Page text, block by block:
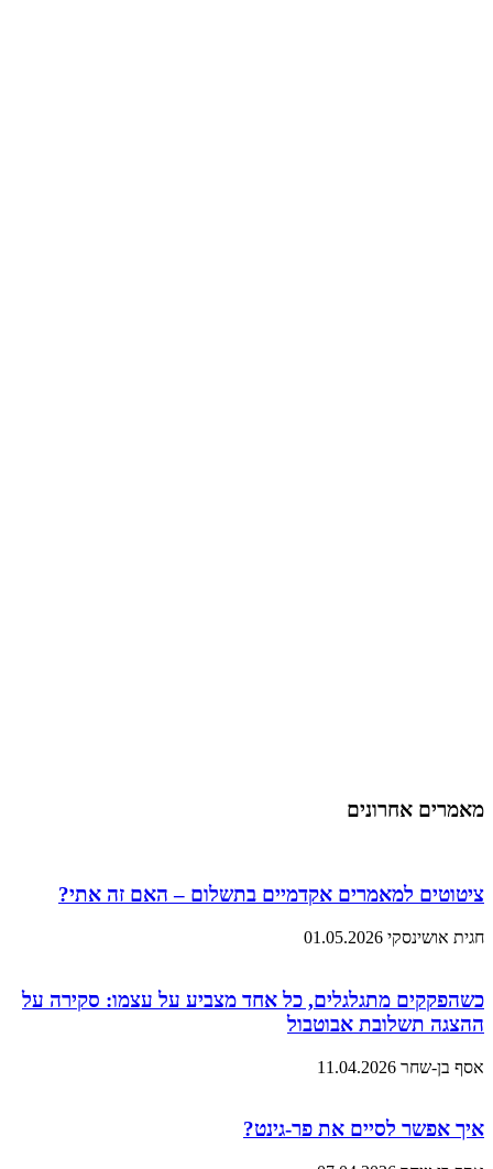
מאמרים אחרונים
ציטוטים למאמרים אקדמיים בתשלום – האם זה אתי?
חגית אושינסקי 01.05.2026
כשהפקקים מתגלגלים, כל אחד מצביע על עצמו: סקירה על
ההצגה תשלובת אבוטבול
אסף בן-שחר 11.04.2026
איך אפשר לסיים את פר-גינט?